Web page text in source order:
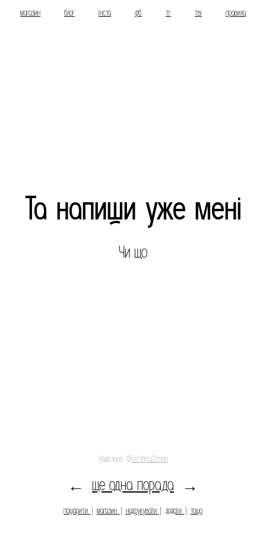
магазин блог інста фб тг тві правила
Та напиши уже мені
Чи що
Надіслано: @victoria22mon
← ще одна порада →
пошарити магазин надрукувати додати тощо